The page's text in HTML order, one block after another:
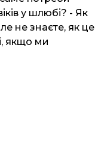
у шлюбі? - Як
не знаєте, як це
якщо ми